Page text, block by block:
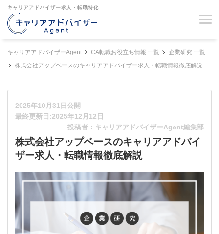
キャリアアドバイザー求人・転職特化
キャリアアドバイザーAgent CA転職お役立ち情報 一覧
企業研究 一覧
株式会社アップベースのキャリアアドバイザー求人・転職情報徹底解説
2025年10月31日公開
最終更新日:2025年12月12日
投稿者：キャリアアドバイザーAgent編集部
株式会社アップベースのキャリアアドバイ
ザー求人・転職情報徹底解説